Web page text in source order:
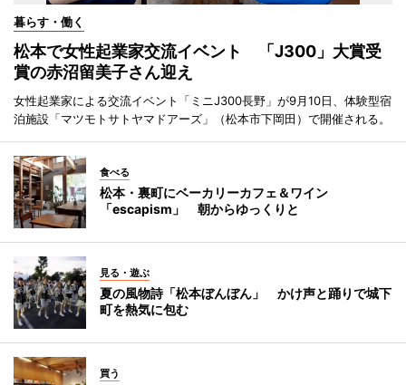
暮らす・働く
松本で女性起業家交流イベント 「J300」大賞受
賞の赤沼留美子さん迎え
女性起業家による交流イベント「ミニJ300長野」が9月10日、体験型宿
泊施設「マツモトサトヤマドアーズ」（松本市下岡田）で開催される。
食べる
松本・裏町にベーカリーカフェ＆ワイン
「escapism」 朝からゆっくりと
見る・遊ぶ
夏の風物詩「松本ぼんぼん」 かけ声と踊りで城下
町を熱気に包む
買う